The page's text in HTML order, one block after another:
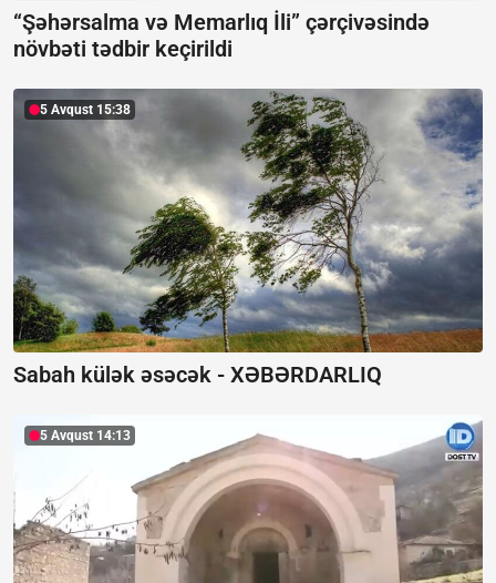
“Şəhərsalma və Memarlıq İli” çərçivəsində
növbəti tədbir keçirildi
5 Avqust 15:38
Sabah külək əsəcək - XƏBƏRDARLIQ
5 Avqust 14:13